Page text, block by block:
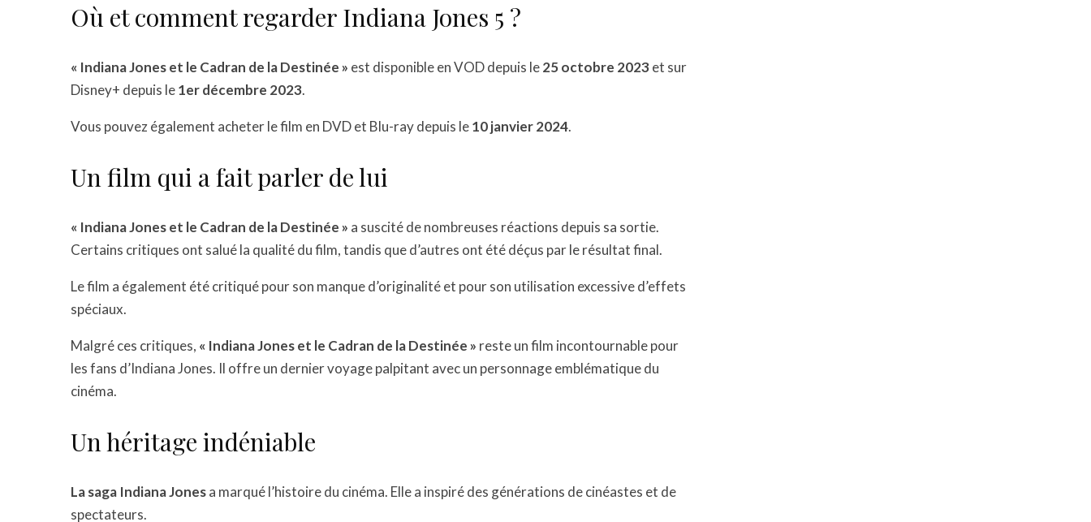
Où et comment regarder Indiana Jones 5 ?
« Indiana Jones et le Cadran de la Destinée » est disponible en VOD depuis le25 octobre 2023et sur
Disney+ depuis le1er décembre 2023.
Vous pouvez également acheter le film en DVD et Blu-ray depuis le10 janvier 2024.
Un film qui a fait parler de lui
« Indiana Jones et le Cadran de la Destinée » a suscité de nombreuses réactions depuis sa sortie.
Certains critiques ont salué la qualité du film, tandis que d’autres ont été déçus par le résultat final.
Le film a également été critiqué pour son manque d’originalité et pour son utilisation excessive d’effets
spéciaux.
Malgré ces critiques, « Indiana Jones et le Cadran de la Destinée » reste un film incontournable pour
les fans d’Indiana Jones. Il offre un dernier voyage palpitant avec un personnage emblématique du
cinéma.
Un héritage indéniable
La saga Indiana Jonesa marqué l’histoire du cinéma. Elle a inspiré des générations de cinéastes et de
spectateurs.